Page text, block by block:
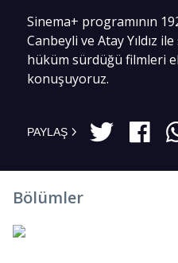
Sinema+ programının
Canbeyli ve Atay Yıldız
hüküm sürdüğü filmleri
konuşuyoruz.
PAYLAŞ
Bölümler